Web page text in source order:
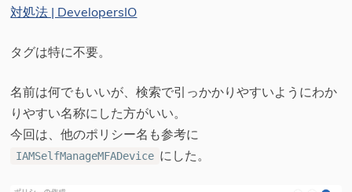
対処法 | DevelopersIO
タグは特に不要。
名前は何でもいいが、検索で引っかかりやすいようにわか
りやすい名称にした方がいい。
今回は、他のポリシー名も参考に
IAMSelfManageMFADevice にした。